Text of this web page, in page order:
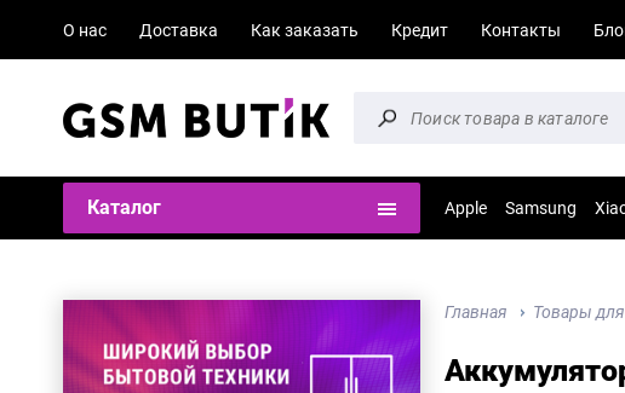
О нас Доставка Как заказать Кредит Контакты
Каталог Apple Samsung
Главная Товары